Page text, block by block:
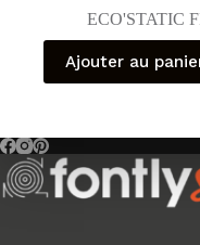
ECO'STATIC
Ajouter au